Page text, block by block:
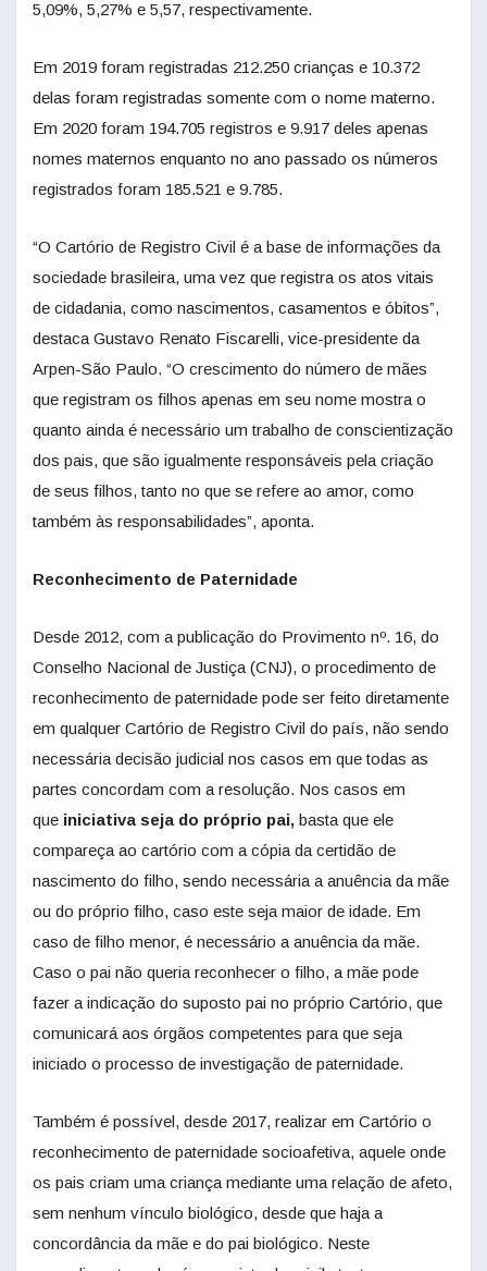
5,09%, 5,27% e 5,57, respectivamente.
Em 2019 foram registradas 212.250 crianças e 10.372
delas foram registradas somente com o nome materno.
Em 2020 foram 194.705 registros e 9.917 deles apenas
nomes maternos enquanto no ano passado os números
registrados foram 185.521 e 9.785.
“O Cartório de Registro Civil é a base de informações da
sociedade brasileira, uma vez que registra os atos vitais
de cidadania, como nascimentos, casamentos e óbitos”,
destaca Gustavo Renato Fiscarelli, vice-presidente da
Arpen-São Paulo. “O crescimento do número de mães
que registram os filhos apenas em seu nome mostra o
quanto ainda é necessário um trabalho de conscientização
dos pais, que são igualmente responsáveis pela criação
de seus filhos, tanto no que se refere ao amor, como
também às responsabilidades”, aponta.
Reconhecimento de Paternidade
Desde 2012, com a publicação do Provimento nº. 16, do
Conselho Nacional de Justiça (CNJ), o procedimento de
reconhecimento de paternidade pode ser feito diretamente
em qualquer Cartório de Registro Civil do país, não sendo
necessária decisão judicial nos casos em que todas as
partes concordam com a resolução. Nos casos em
que iniciativa seja do próprio pai, basta que ele
compareça ao cartório com a cópia da certidão de
nascimento do filho, sendo necessária a anuência da mãe
ou do próprio filho, caso este seja maior de idade. Em
caso de filho menor, é necessário a anuência da mãe.
Caso o pai não queria reconhecer o filho, a mãe pode
fazer a indicação do suposto pai no próprio Cartório, que
comunicará aos órgãos competentes para que seja
iniciado o processo de investigação de paternidade.
Também é possível, desde 2017, realizar em Cartório o
reconhecimento de paternidade socioafetiva, aquele onde
os pais criam uma criança mediante uma relação de afeto,
sem nenhum vínculo biológico, desde que haja a
concordância da mãe e do pai biológico. Neste